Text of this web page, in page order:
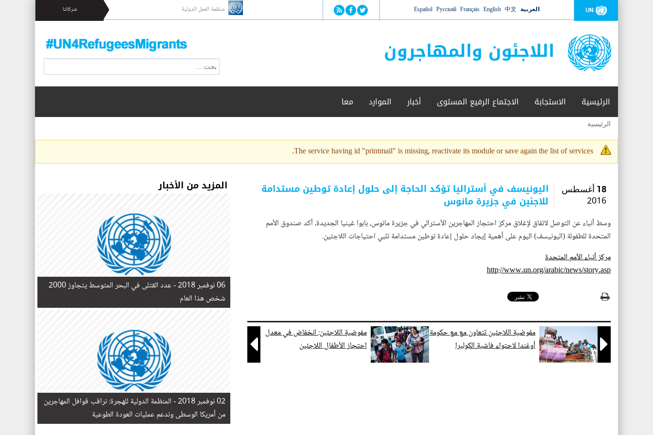
Jump to navigation UN العربية 中文
English
Français
Русский
Español منظمة العمل الدولية شركائنا
اللاجئون والمهاجرون
س
ت
ر
ا
ب
ث
ب
ح
الرئيسية الاستجابة الاجتماع الرفيع المستوى أخبار الموارد معا
أنت
هنا
الرئيسية
رسالة
التحذير
The service having id "printmail" is missing, reactivate its module or save again the list of services.
18 أغسطس
2016
اليونيسف في أستراليا تؤكد الحاجة إلى حلول إعادة توطين مستدامة
للاجئين في جزيرة مانوس
وسط أنباء عن التوصل لاتفاق لإغلاق مركز احتجاز المهاجرين الأسترالي في جزيرة مانوس، بابوا غينيا الجديدة، أكد صندوق الأمم
المتحدة للطفولة (اليونيسف) اليوم على أهمية إيجاد حلول إعادة توطين مستدامة تلبي احتياجات اللاجئين.
مركز أنباء الأمم المتحدة
http://www.un.org/arabic/news/story.asp

مفوضية اللاجئين تتعاون مع مع حكومة
أوغندا لاحتواء فاشية الكوليرا

مفوضية اللاجئين: انخفاض في معدل
احتجاز الأطفال اللاجئين
المزيد من الأخبار
06 نوفمبر 2018 -
عدد القتلى في البحر المتوسط يتجاوز 2000
شخص ​​هذا العام
02 نوفمبر 2018 -
المنظمة الدولية للهجرة: نراقب قوافل المهاجرين
من أمريكا الوسطى وندعم عمليات العودة الطوعية